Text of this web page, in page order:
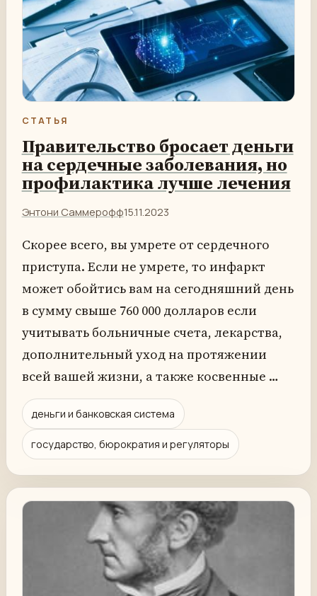
СТАТЬЯ
Правительство бросает деньги
на сердечные заболевания, но
профилактика лучше лечения
Энтони Саммерофф15.11.2023
Скорее всего, вы умрете от сердечного
приступа. Если не умрете, то инфаркт
может обойтись вам на сегодняшний день
в сумму свыше 760 000 долларов если
учитывать больничные счета, лекарства,
дополнительный уход на протяжении
всей вашей жизни, а также косвенные …
деньги и банковская система
государство, бюрократия и регуляторы